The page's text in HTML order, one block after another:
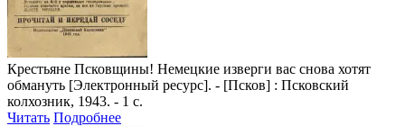
Крестьяне Псковщины! Немецкие изверги вас снова хотят
обмануть [Электронный ресурс]. - [Псков] : Псковский
колхозник, 1943. - 1 с.
Читать Подробнее